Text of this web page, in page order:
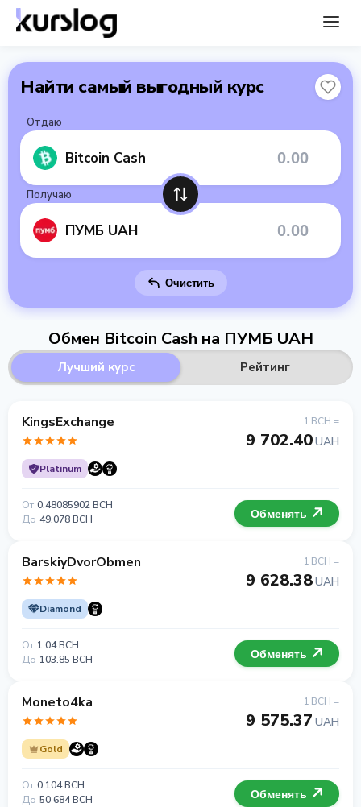
Найти самый выгодный курс
Отдаю
Bitcoin Cash
Получаю
ПУМБ UAH
Очистить
Обмен Bitcoin Cash на ПУМБ UAH
Лучший курс Рейтинг
KingsExchange
Platinum
1 BCH =
9 702.40UAH
От 0.48085902 BCH
До 49.078 BCH Обменять
BarskiyDvorObmen
Diamond
1 BCH =
9 628.38UAH
От 1.04 BCH
До 103.85 BCH Обменять
Moneto4ka
Gold
1 BCH =
9 575.37 UAH
От 0.104 BCH
До 50 684 BCH Обменять